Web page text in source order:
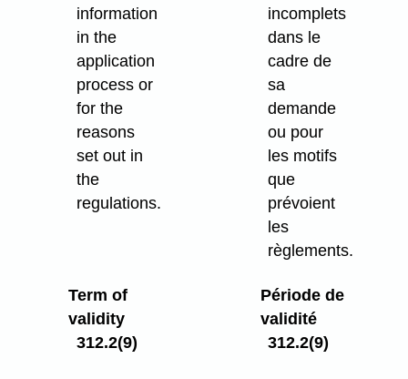
information
in the
application
process or
for the
reasons
set out in
the
regulations.
incomplets
dans le
cadre de
sa
demande
ou pour
les motifs
que
prévoient
les
règlements.
Term of
validity
312.2(9)
Période de
validité
312.2(9)